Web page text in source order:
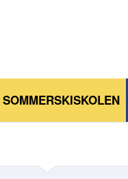
SOMMERSKISKOLEN